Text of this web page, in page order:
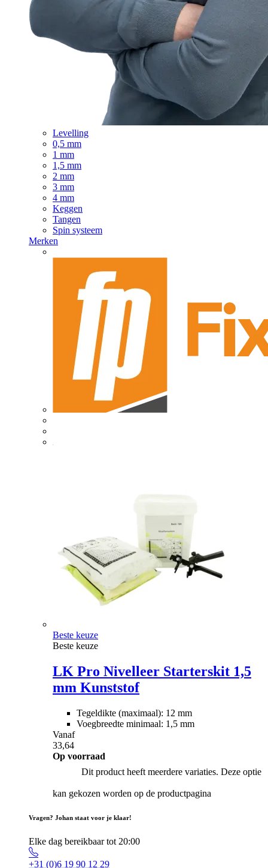
Levelling
0,5 mm
1 mm
1,5 mm
2 mm
3 mm
4 mm
Keggen
Tangen
Spin systeem
Merken
Beste keuze
Beste keuze
LK Pro Nivelleer Starterskit 1,5
mm Kunststof
Tegeldikte (maximaal): 12 mm
Voegbreedte minimaal: 1,5 mm
Vanaf
33,64
Op voorraad
Dit product heeft meerdere variaties. Deze optie
kan gekozen worden op de productpagina
Vragen? Johan staat voor je klaar!
Elke dag bereikbaar tot 20:00
+31 (0)6 19 90 12 29